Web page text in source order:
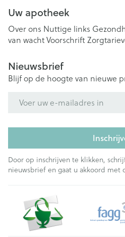
Uw apotheek
Over ons Nuttige links
van wachtVoorschrift
Nieuwsbrief
Blijf op de hoogte van nieuwe
Door op inschrijven te klikken,
nieuwsbrief en gaat u akkoord met